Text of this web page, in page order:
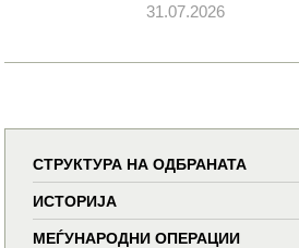
31.07.2026
СТРУКТУРА НА ОДБРАНАТА
ИСТОРИЈА
МЕЃУНАРОДНИ ОПЕРАЦИИ